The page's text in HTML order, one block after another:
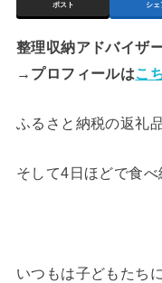
ポスト シェ
整理収納アドバイザ
→プロフィールはこ
ふるさと納税の返礼
そして4日ほどで食べ
いつもは子どもたち